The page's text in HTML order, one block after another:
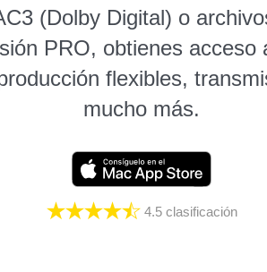
(Dolby Digital) o
PRO, obtienes acceso
flexibles,
mucho más.
4.5clasificación